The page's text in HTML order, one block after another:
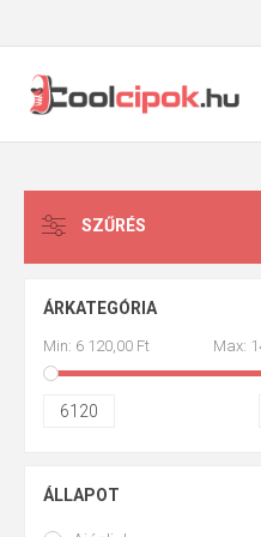
SZŰRÉS
ÁRKATEGÓRIA
Min: 6 120,00 Ft Max:
6120
ÁLLAPOT